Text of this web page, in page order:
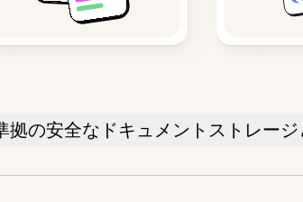
拠の安全なドキュメントストレージ